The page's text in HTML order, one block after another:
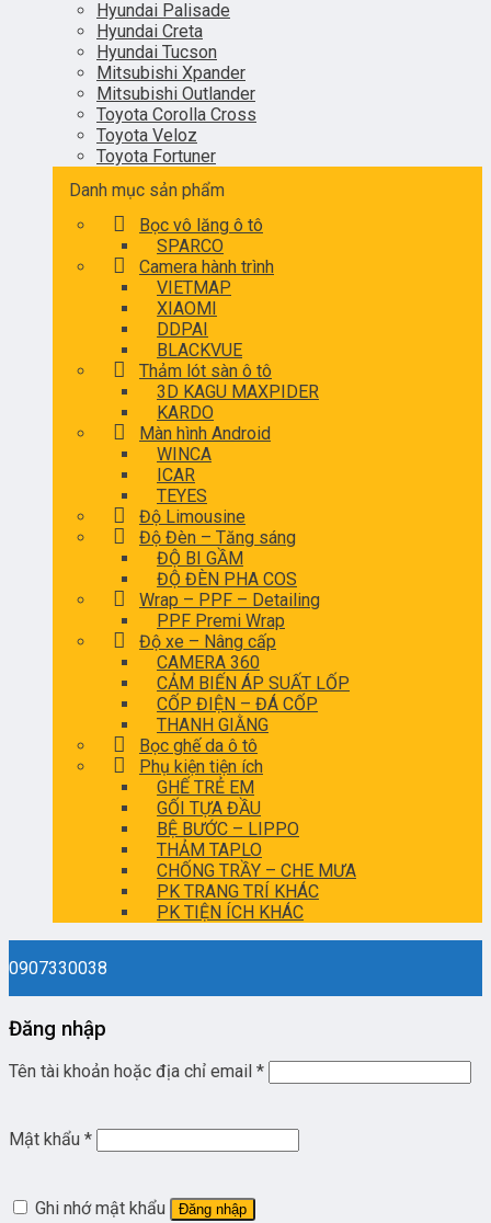
Hyundai Palisade
Hyundai Creta
Hyundai Tucson
Mitsubishi Xpander
Mitsubishi Outlander
Toyota Corolla Cross
Toyota Veloz
Toyota Fortuner
Danh mục sản phẩm
Bọc vô lăng ô tô
SPARCO
Camera hành trình
VIETMAP
XIAOMI
DDPAI
BLACKVUE
Thảm lót sàn ô tô
3D KAGU MAXPIDER
KARDO
Màn hình Android
WINCA
ICAR
TEYES
Độ Limousine
Độ Đèn – Tăng sáng
ĐỘ BI GẦM
ĐỘ ĐÈN PHA COS
Wrap – PPF – Detailing
PPF Premi Wrap
Độ xe – Nâng cấp
CAMERA 360
CẢM BIẾN ÁP SUẤT LỐP
CỐP ĐIỆN – ĐÁ CỐP
THANH GIẰNG
Bọc ghế da ô tô
Phụ kiện tiện ích
GHẾ TRẺ EM
GỐI TỰA ĐẦU
BỆ BƯỚC – LIPPO
THẢM TAPLO
CHỐNG TRẦY – CHE MƯA
PK TRANG TRÍ KHÁC
PK TIỆN ÍCH KHÁC
0907330038
Đăng nhập
Tên tài khoản hoặc địa chỉ email *
Mật khẩu *
Ghi nhớ mật khẩu Đăng nhập